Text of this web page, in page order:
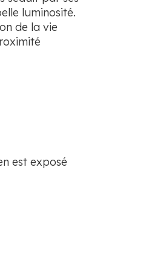
luminosité.
de la vie
est exposé